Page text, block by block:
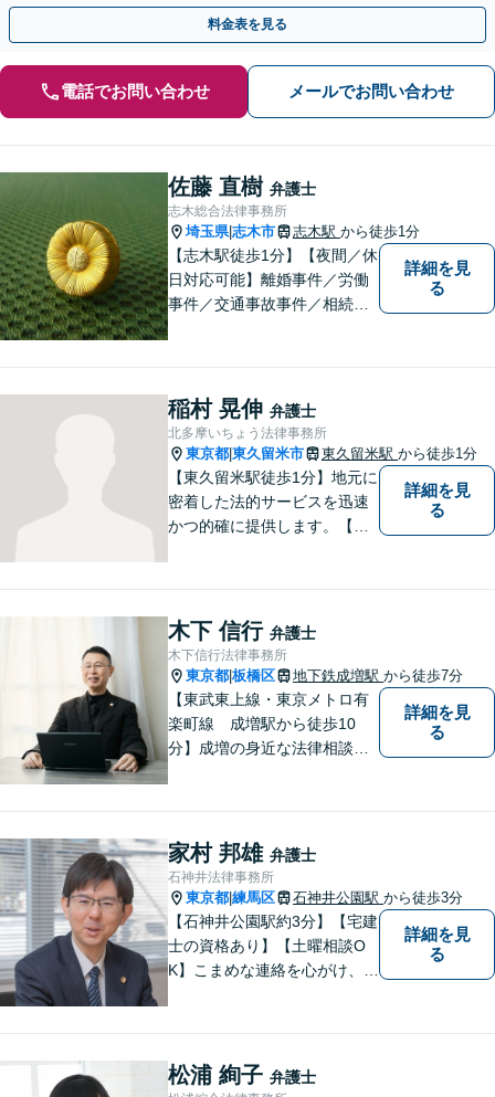
軽にご相談ください
料金表を見る
電話でお問い合わせ メールでお問い合わせ
佐藤 直樹 弁護士
志木総合法律事務所
埼玉県|志木市 志木駅 から徒歩1分
【志木駅徒歩1分】【夜間／休
日対応可能】離婚事件／労働
事件／交通事故事件／相続事
律相談・打ち合わせに力を入
れています。【万全のコロナ
対策】お気軽にご相談くださ
い。
詳細を見
る
稲村 晃伸 弁護士
北多摩いちょう法律事務所
東京都 東久留米市 東久留米駅 から徒歩1分
【東久留米駅徒歩1分】地元に
密着した法的サービスを迅速
かつ的確に提供します。【当
納得のいく解決を目指して、
全力を尽くします。【法テラ
ス利用可能】
詳細を見
る
木下 信行 弁護士
木下信行法律事務所
東京都 板橋区 地下鉄成増駅 から徒歩7分
【東武東上線・東京メトロ有
楽町線 成増駅から徒歩10
分】成増の身近な法律相談所
詳細を見
る
家村 邦雄 弁護士
石神井法律事務所
東京都 練馬区 石神井公園駅 から徒歩3分
【石神井公園駅約3分】【宅建
士の資格あり】【土曜相談O
K】こまめな連絡を心がけ、依
してワンストップ解決【初回
相談無料】【完全個室で対
詳細を見
る
松浦 絢子 弁護士